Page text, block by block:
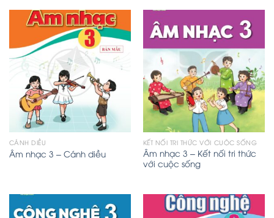
CÁNH DIỀU
Âm nhạc 3 – Cánh diều
KẾT NỐI TRI THỨC VỚI CUỘC SỐNG
Âm nhạc 3 – Kết nối tri thức
với cuộc sống